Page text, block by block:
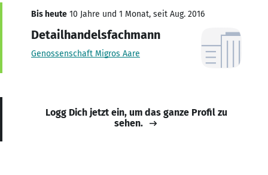
Bis heute 10 Jahre und 1 Monat, seit Aug. 2016
Detailhandelsfachmann
Genossenschaft Migros Aare
Logg Dich jetzt ein, um das ganze Profil zu
sehen.